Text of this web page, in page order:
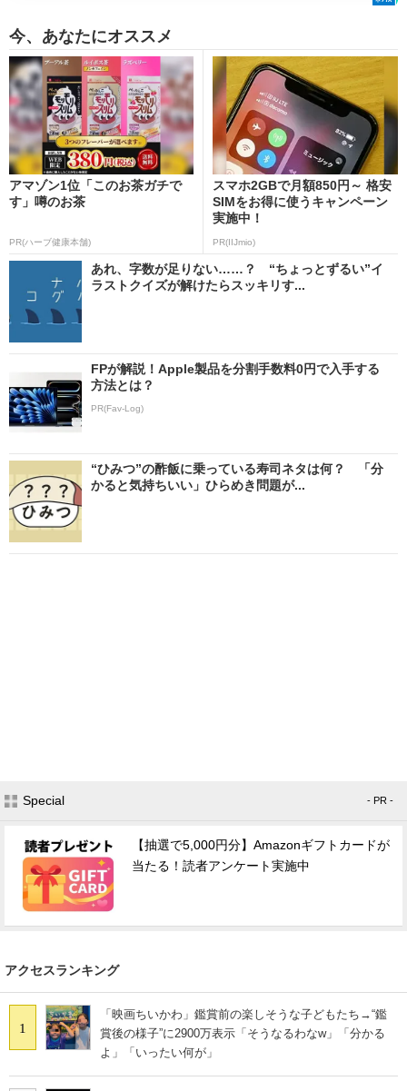
今、あなたにオススメ
アマゾン1位「このお茶ガチで
す」噂のお茶
PR(ハーブ健康本舗)
スマホ2GBで月額850円～ 格安
SIMをお得に使うキャンペーン
実施中！
PR(IIJmio)
あれ、字数が足りない……？ “ちょっとずるい”イ
ラストクイズが解けたらスッキリす...
FPが解説！Apple製品を分割手数料0円で入手する
方法とは？
PR(Fav-Log)
“ひみつ”の酢飯に乗っている寿司ネタは何？ 「分
かると気持ちいい」ひらめき問題が...
Special - PR -
【抽選で5,000円分】Amazonギフトカードが
当たる！読者アンケート実施中
アクセスランキング
1
「映画ちいかわ」鑑賞前の楽しそうな子どもたち→“鑑
賞後の様子”に2900万表示「そうなるわなw」「分かる
よ」「いったい何が」